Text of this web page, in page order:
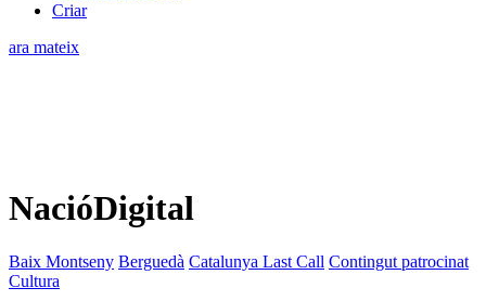
Criar
ara mateix
NacióDigital
Baix Montseny Berguedà Catalunya Last Call Contingut patrocinat
Cultura